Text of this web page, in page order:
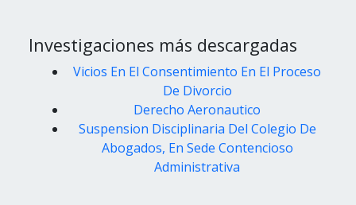
Investigaciones más descargadas
Vicios En El Consentimiento En El Proceso
De Divorcio
Derecho Aeronautico
Suspension Disciplinaria Del Colegio De
Abogados, En Sede Contencioso
Administrativa